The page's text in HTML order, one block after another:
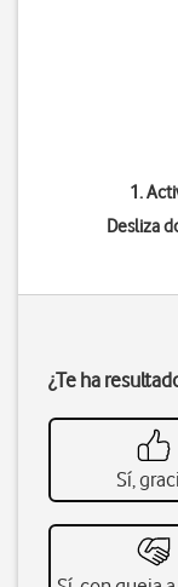
1.
Desliza
¿Te ha
Sí,